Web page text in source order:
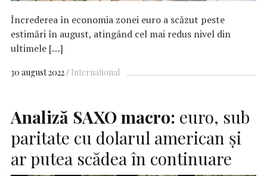
Încrederea în economia zonei euro a scăzut peste
estimări în august, atingând cel mai redus nivel din
ultimele […]
30 august 2022 International
Analiză SAXOmacro: euro, sub
paritate cu dolarul american și
ar putea scădea în continuare